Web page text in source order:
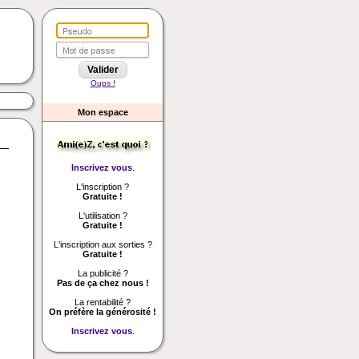
Oups !
Mon espace
Inscrivez vous.
L'inscription ?
Gratuite !
L'utilisation ?
Gratuite !
L'inscription aux sorties ?
Gratuite !
La publicité ?
Pas de ça chez nous !
La rentabilité ?
On préfère la générosité !
Inscrivez vous.